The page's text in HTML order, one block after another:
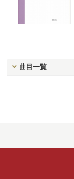
曲目一覧